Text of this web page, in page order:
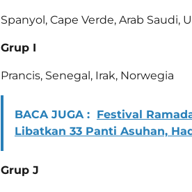
Spanyol, Cape Verde, Arab Saudi,
Grup I
Prancis, Senegal, Irak, Norwegia
BACA JUGA : Festival
Libatkan 33 Panti Asuhan,
Grup J